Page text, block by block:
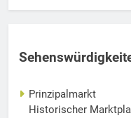
Prinzipalmarkt
Historischer